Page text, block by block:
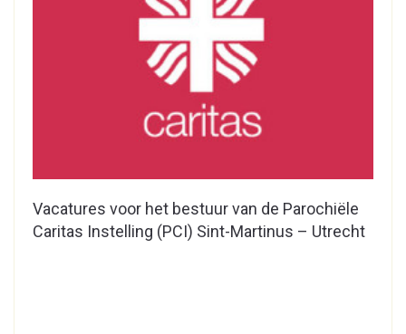
Vacatures voor het bestuur van de Parochiële
Caritas Instelling (PCI) Sint-Martinus – Utrecht